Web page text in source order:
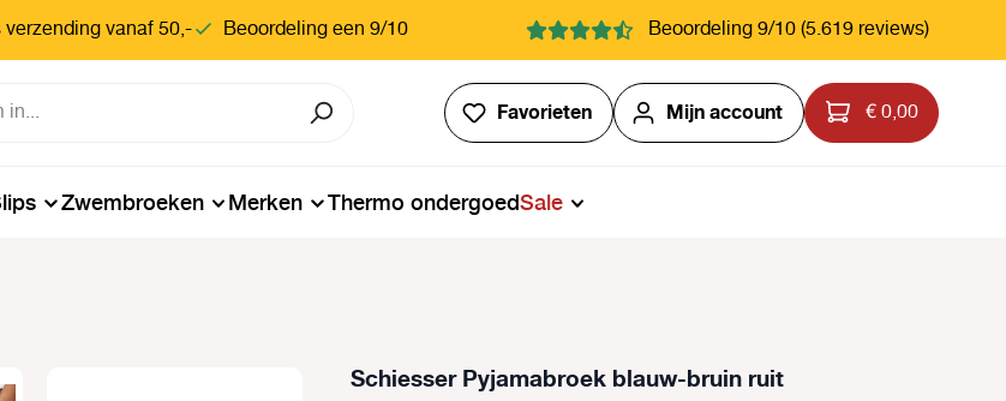
verzending vanaf 50,- Beoordeling een 9/10 Beoordeling 9/10 (5.619 reviews)
Favorieten Je hebt 0 items op je verlanglijstje
Mijn account € 0,00
Zwembroeken Merken Thermo ondergoedSale
Schiesser Pyjamabroek blauw-bruin ruit